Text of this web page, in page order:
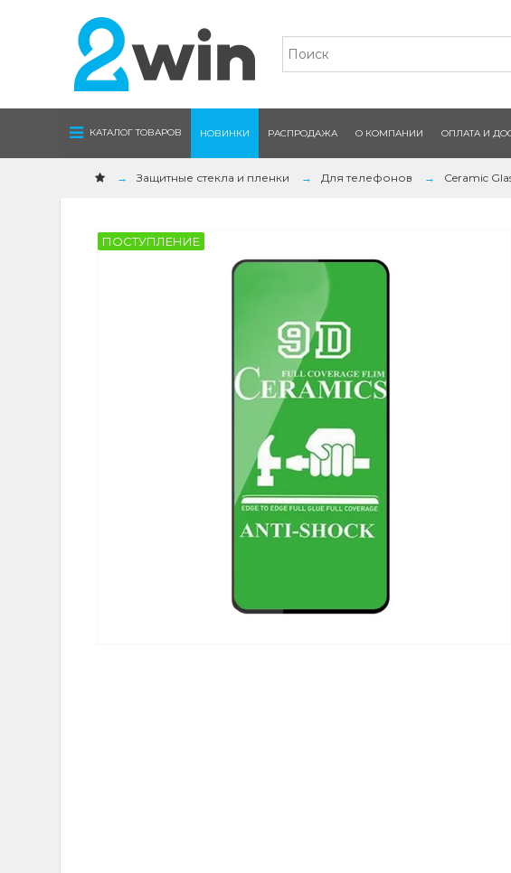
КАТАЛОГ ТОВАРОВ НОВИНКИ РАСПРОДАЖА О КОМПАНИИ ОПЛАТА И
Защитные стекла и пленки Для телефонов Ceramic
ПОСТУПЛЕНИЕ